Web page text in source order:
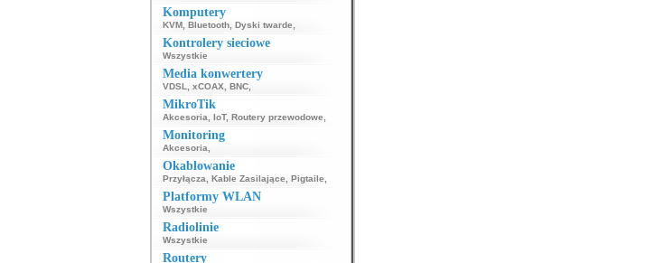
Komputery
KVM, Bluetooth, Dyski twarde
Kontrolery sieciowe
Wszystkie
Media konwertery
VDSL xCOAX BNC,
MikroTik
Akcesoria IoT, Routery przewodowe
Monitoring
Akcesoria
Okablowanie
Przyłącza Kable Zasilające Pigtaile
Platformy WLAN
Wszystkie
Radiolinie
Wszystkie
Routery